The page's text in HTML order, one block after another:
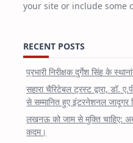
your site or include some
RECENT POSTS
प्रभारी निरीक्षक दुर्गेश सिंह के
सहारा चैरिटेबल ट्रस्ट द्वारा, डॉ.
से सम्मानित हुए इंटरनेशनल जादूगर
लखनऊ को जाम से मुक्ति चाहिए:
कदम।